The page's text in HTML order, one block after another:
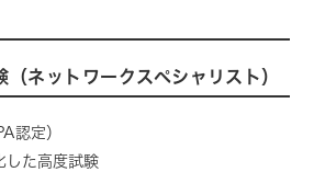
ネットワークスペシャリスト）
認定）
した高度試験